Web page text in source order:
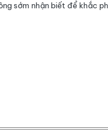
sớm nhận biết để khắc